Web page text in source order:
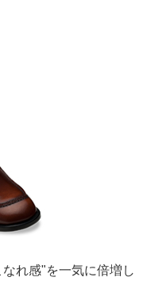
れ感"を一気に倍増し